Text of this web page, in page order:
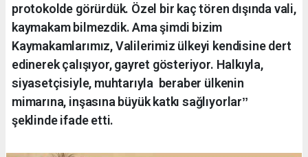
protokolde görürdük. Özel bir kaç tören dışında vali,
kaymakam bilmezdik. Ama şimdi bizim
Kaymakamlarımız, Valilerimiz ülkeyi kendisine dert
edinerek çalışıyor, gayret gösteriyor. Halkıyla,
siyasetçisiyle, muhtarıyla beraber ülkenin
mimarına, inşasına büyük katkı sağlıyorlarˮ
şeklinde ifade etti.